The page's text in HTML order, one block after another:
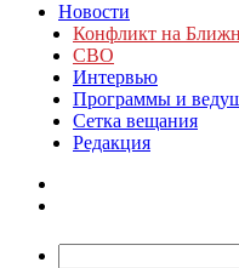
Новости
Конфликт на
СВО
Интервью
Программы и
Сетка вещания
Редакция